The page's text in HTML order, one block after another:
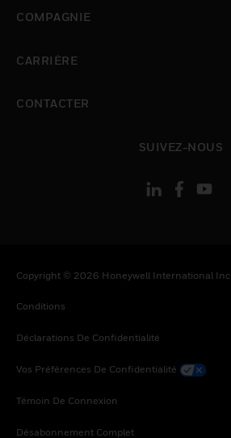
COMPAGNIE
CARRIÈRE
CONTACTER
SUIVEZ-NOUS
Copyright © 2026 Honeywell International Inc
Conditions
Déclarations De Confidentialité
Vos Préférences De Confidentialité
Témoin De Connexion
Désabonnement Complet